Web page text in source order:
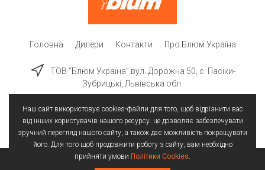
Головна Дилери Контакти Про Блюм Україна
ТОВ “Блюм Україна” вул. Дорожна 50, c. Пасіки-
Зубрицькі, Львівська обл.
Наш сайт використовує cookies-файли для того, щоб відрізнити вас
від інших користувачів нашого ресурсу. це дозволяє забезпечувати
зручний перегляд нашого сайту, а також дає можливість покращувати
його. Для того щоб продовжити роботу з сайту, вам необхідно
прийняти умови Політики Cookies.